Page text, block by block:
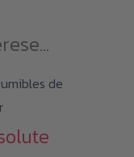
de